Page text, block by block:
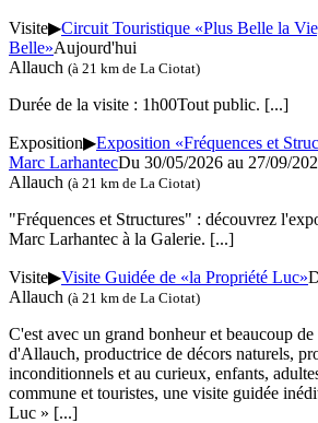
Visite▶Circuit Touristique «Plus Belle la
Belle»Aujourd'hui
Allauch (à 21 km de La Ciotat)
Durée de la visite : 1h00Tout public. [...]
Exposition▶Exposition «Fréquences et
Marc LarhantecDu 30/05/2026 au 27/09/
Allauch (à 21 km de La Ciotat)
"Fréquences et Structures" : découvrez
Marc Larhantec à la Galerie. [...]
Visite▶Visite Guidée de «la Propriété Luc»
Allauch (à 21 km de La Ciotat)
C'est avec un grand bonheur et beaucoup
d'Allauch, productrice de décors naturels,
inconditionnels et au curieux, enfants,
commune et touristes, une visite guidée
Luc » [...]